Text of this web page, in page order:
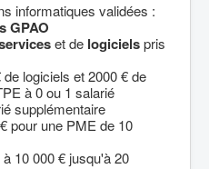
informatiques validées :
GPAO
et de logicielspris
logiciels et 2000 € de
à 0 ou 1 salarié
supplémentaire
pour une PME de 10
10 000 € jusqu'à 20